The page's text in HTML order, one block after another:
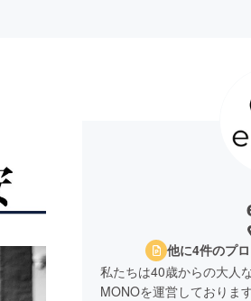
他に4件のプ
私たちは40歳からの大人
MONOを運営しておりま